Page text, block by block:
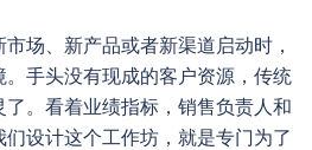
场、新产品或者新渠道启动时，
手头没有现成的客户资源，传统
。看着业绩指标，销售负责人和
设计这个工作坊，就是专门为了